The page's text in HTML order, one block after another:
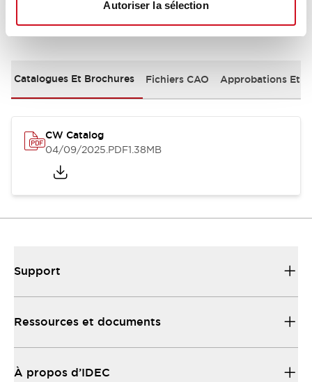
Autoriser la sélection
Documents et fichiers
Catalogues Et Brochures Fichiers CAO Approbations Et
CW Catalog
04/09/2025.PDF1.38MB
Support
Ressources et documents
À propos d’IDEC